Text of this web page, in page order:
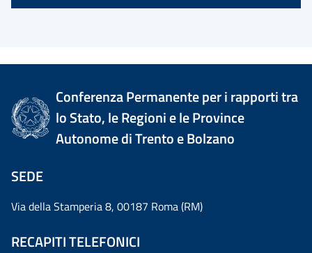
Conferenza Permanente per i rapporti tra
lo Stato, le Regioni e le Province
Autonome di Trento e Bolzano
SEDE
Via della Stamperia 8, 00187 Roma (RM)
RECAPITI TELEFONICI